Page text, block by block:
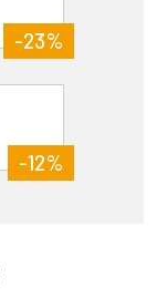
-23%
-12%